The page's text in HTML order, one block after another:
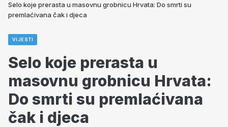
Selo koje prerasta u masovnu grobnicu Hrvata: Do smrti su
premlaćivana čak i djeca
VIJESTI
Selo koje prerasta u
masovnu grobnicu Hrvata:
Do smrti su premlaćivana
čak i djeca